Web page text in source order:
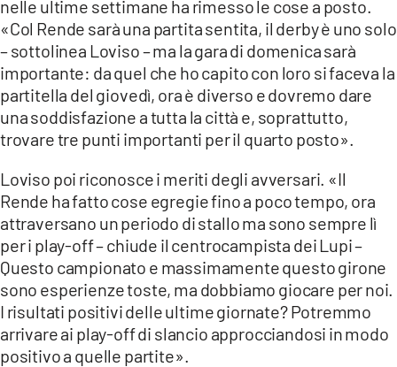
App
ANDROID
APPLE
nelle ultime settimane ha rimesso le cose a posto.
«Col Rende sarà una partita sentita, il derby è uno solo
– sottolinea Loviso – ma la gara di domenica sarà
importante: da quel che ho capito con loro si faceva la
partitella del giovedì, ora è diverso e dovremo dare
una soddisfazione a tutta la città e, soprattutto,
trovare tre punti importanti per il quarto posto».
Loviso poi riconosce i meriti degli avversari. «Il
Rende ha fatto cose egregie fino a poco tempo, ora
attraversano un periodo di stallo ma sono sempre lì
per i play-off – chiude il centrocampista dei Lupi –
Questo campionato e massimamente questo girone
sono esperienze toste, ma dobbiamo giocare per noi.
I risultati positivi delle ultime giornate? Potremmo
arrivare ai play-off di slancio approcciandosi in modo
positivo a quelle partite».